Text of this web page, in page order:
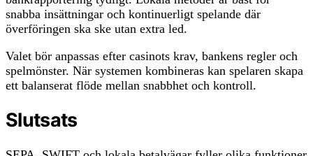
snabba insättningar och kontinuerligt spelande där
överföringen ska ske utan extra led.
Valet bör anpassas efter casinots krav, bankens regler och
spelmönster. När systemen kombineras kan spelaren skapa
ett balanserat flöde mellan snabbhet och kontroll.
Slutsats